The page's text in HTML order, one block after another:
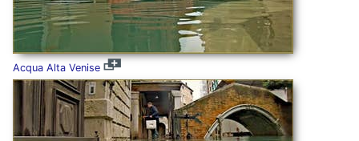
Acqua Alta Venise